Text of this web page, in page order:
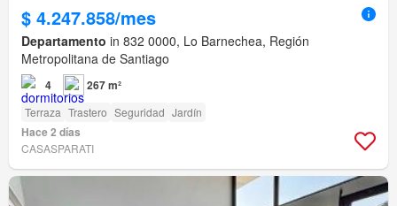
$ 4.247.858/mes
Departamento in 832 0000, Lo Barnechea, Región
Metropolitana de Santiago
4 267 m²
Terraza Trastero Seguridad Jardín
Hace 2 días
CASASPARATI